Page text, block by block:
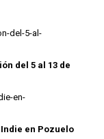
del 5 al 13 de
en Pozuelo